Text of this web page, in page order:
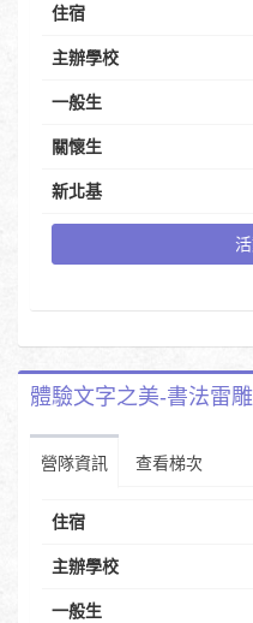
住宿
主辦學校
一般生
關懷生
新北基
體驗文字之美-書法雷
營隊資訊 查看梯次
住宿
主辦學校
一般生